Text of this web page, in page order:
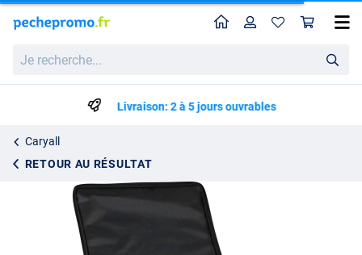
recherche...
HomeProfil
Livraison: 2 à 5 jours ouvrables
Caryall
RETOUR AU RÉSULTAT
Sac de transport et sac isotherme Westin W2 (avec boîte fraîche incluse)